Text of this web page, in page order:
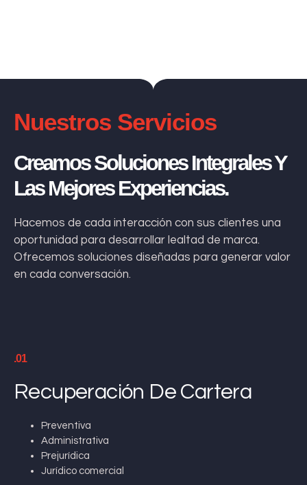
Nuestros Servicios
Creamos Soluciones Integrales Y
Las Mejores Experiencias.
Hacemos de cada interacción con sus clientes una
oportunidad para desarrollar lealtad de marca.
Ofrecemos soluciones diseñadas para generar valor
en cada conversación.
.01
Recuperación De Cartera
Preventiva
Administrativa
Prejurídica
Jurídico comercial